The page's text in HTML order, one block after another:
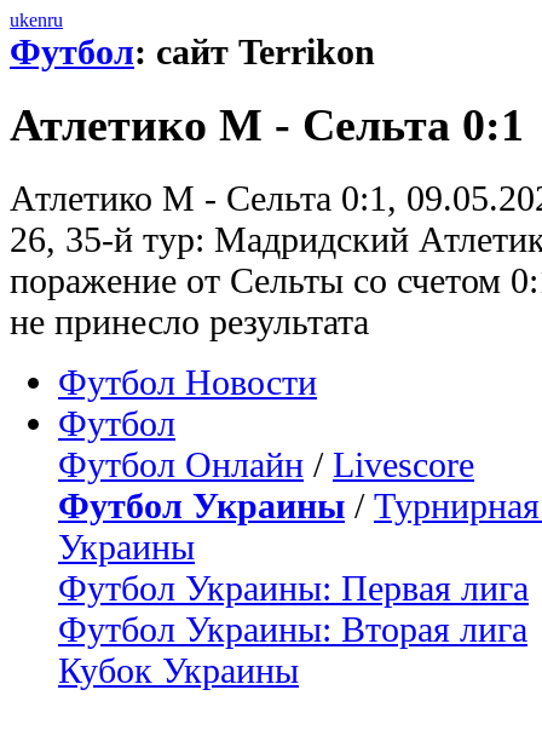
ukenru
Футбол: сайт Terrikon
Атлетико М - Сельта 0:1
Атлетико М - Сельта 0:1,
26, 35-й тур: Мадридский
поражение от Сельты со счетом
не принесло результата
Футбол Новости
Футбол
Футбол Онлайн / Livescore
Футбол Украины /
Украины
Футбол Украины: Первая лига
Футбол Украины: Вторая лига
Кубок Украины